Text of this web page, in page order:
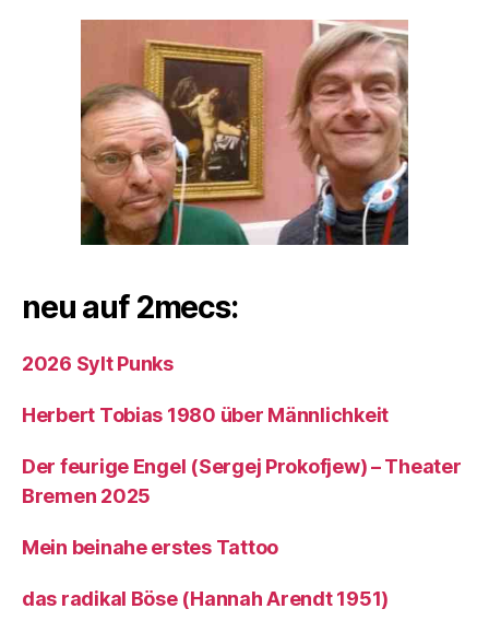
neu auf 2mecs:
2026 Sylt Punks
Herbert Tobias 1980 über Männlichkeit
Der feurige Engel (Sergej Prokofjew) – Theater
Bremen 2025
Mein beinahe erstes Tattoo
das radikal Böse (Hannah Arendt 1951)